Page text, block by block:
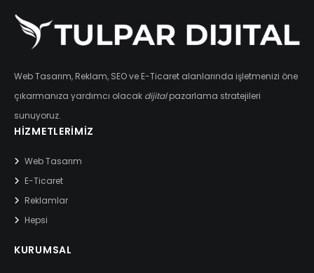
Web Tasarım, Reklam, SEO ve E-Ticaret alanlarında işletmenizi öne
çıkarmanıza yardımcı olacak dijitalpazarlama stratejileri
sunuyoruz.
HIZMETLERIMIZ
Web Tasarım
E-Ticaret
Reklamlar
Hepsi
KURUMSAL